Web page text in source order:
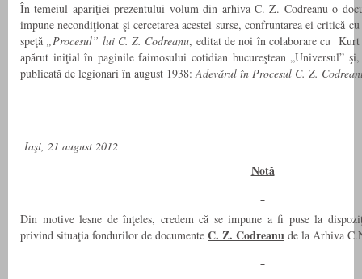
În temeiul apariţiei prezentului volum din arhiva C. Z. Codreanu o
impune necondiţionat şi cercetarea acestei surse, confruntarea ei critică
speţă „Procesul” lui C. Z. Codreanu, editat de noi în colaborare cu
apărut iniţial în paginile faimosului cotidian bucureştean „Universul”
publicată de legionari în august 1938:Adevărul în Procesul C. Z.
Iaşi, 21 august 2012
Notă
Din motive lesne de înţeles, credem că se impune a fi puse la
privind situaţia fondurilor de documente C. Z. Codreanu de la Arhiva